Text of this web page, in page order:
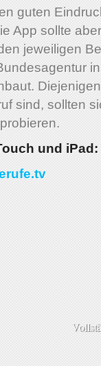
guten
App sollte
jeweiligen
sind, sollten
und iPad: